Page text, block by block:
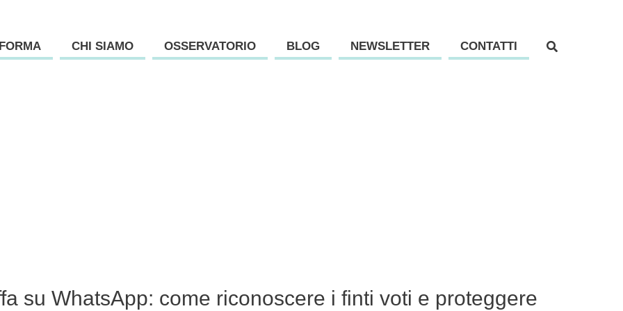
CHI SIAMO OSSERVATORIO BLOG NEWSLETTER CONTATTI
su WhatsApp: come riconoscere i finti voti e proteggere